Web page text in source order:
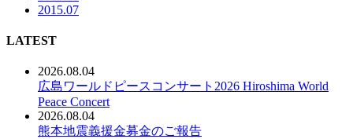
2015.07
LATEST
2026.08.04
広島ワールドピースコンサート2026 Hiroshima World
Peace Concert
2026.08.04
熊本地震義援金募金のご報告